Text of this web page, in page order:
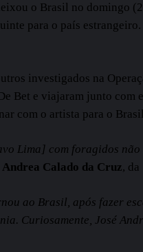
o Brasil no domingo
para o país
investigados na
Bet e viajaram junto
com o artista para o
Lima] com foragidos
Andrea Calado da Cruz,
ao Brasil, após fazer
Curiosamente, José